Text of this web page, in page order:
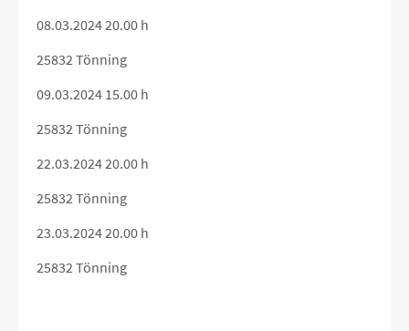
08.03.2024 20.00 h
25832 Tönning
09.03.2024 15.00 h
25832 Tönning
22.03.2024 20.00 h
25832 Tönning
23.03.2024 20.00 h
25832 Tönning